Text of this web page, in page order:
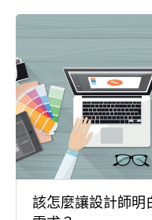
該怎麼讓設計師明